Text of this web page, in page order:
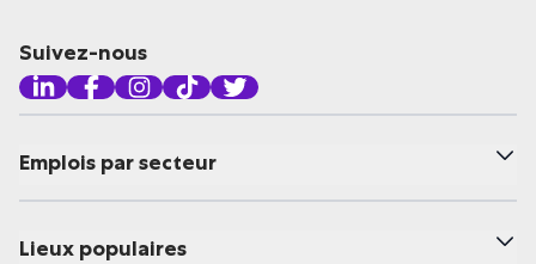
Suivez-nous
Emplois par secteur
Lieux populaires